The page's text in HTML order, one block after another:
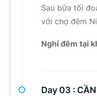
Sau bữa tối
với chợ đêm
Nghỉ đêm tại
Day 03 :